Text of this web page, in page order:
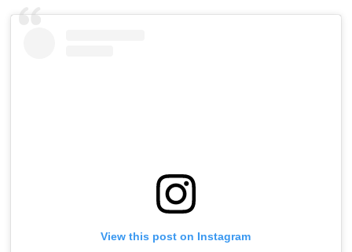
View this post on Instagram